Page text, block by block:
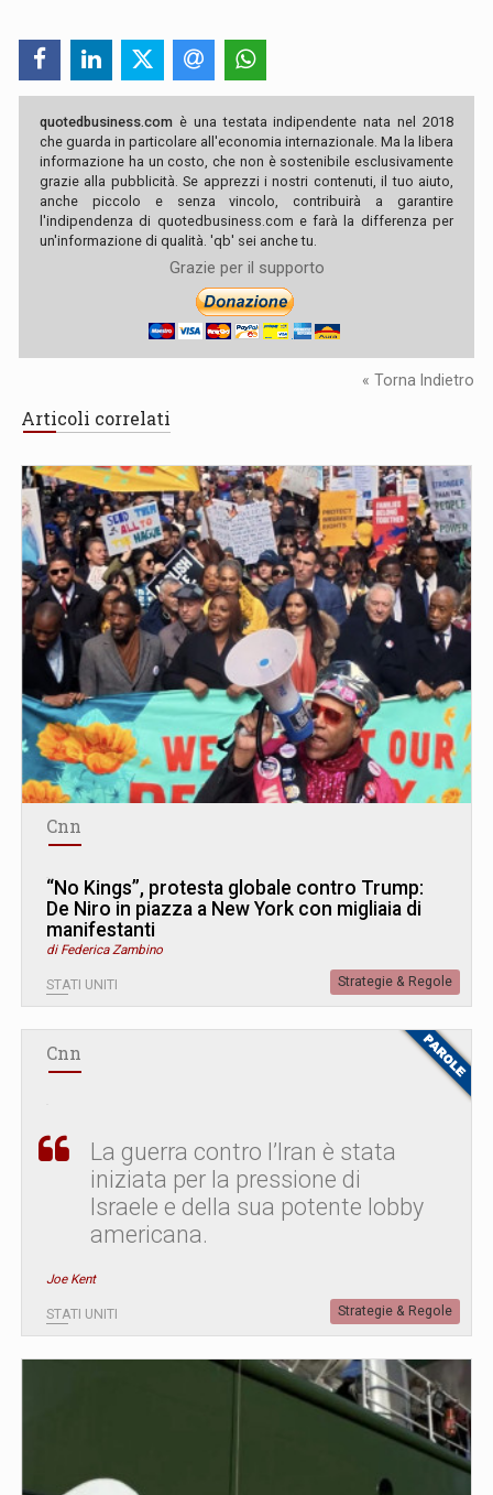
quotedbusiness.com è una testata indipendente nata nel 2018
che guarda in particolare all'economia internazionale. Ma la libera
informazione ha un costo, che non è sostenibile esclusivamente
grazie alla pubblicità. Se apprezzi i nostri contenuti, il tuo aiuto,
anche piccolo e senza vincolo, contribuirà a garantire
l'indipendenza di quotedbusiness.com e farà la differenza per
un'informazione di qualità. 'qb' sei anche tu.
Grazie per il supporto
« Torna Indietro
Articoli correlati
Cnn
“No Kings”, protesta globale contro Trump:
De Niro in piazza a New York con migliaia di
manifestanti
di Federica Zambino
STATI UNITI Strategie & Regole
Cnn
La guerra contro l’Iran è stata
iniziata per la pressione di
Israele e della sua potente lobby
americana.
Joe Kent
STATI UNITI Strategie & Regole